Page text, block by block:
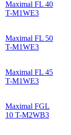
Maximal FL 40
T-M1WE3
Maximal FL 50
T-M1WE3
Maximal FL 45
T-M1WE3
Maximal FGL
10 T-M2WB3